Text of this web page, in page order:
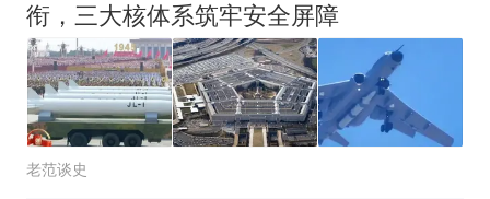
衔，三大核体系筑牢安全屏障
老范谈史